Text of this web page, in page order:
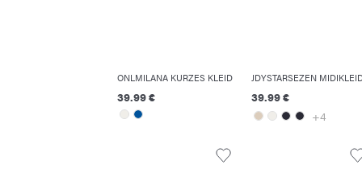
ONLMILANA KURZES KLEID
39.99 €
JDYSTARSEZEN
39.99 €
+4